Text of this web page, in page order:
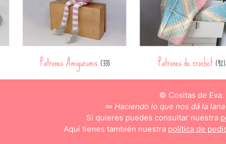
Patrones Amigurumis(33) Patrones de crochet(42)
© Cositas de Eva.
∞ Haciendo lo que nos dá la
Si quieres puedes consultar nuestra
Aquí tienes también nuestra política de